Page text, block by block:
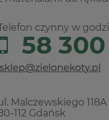
czynny w
58
Malczewskiego 118A
112 Gdańsk